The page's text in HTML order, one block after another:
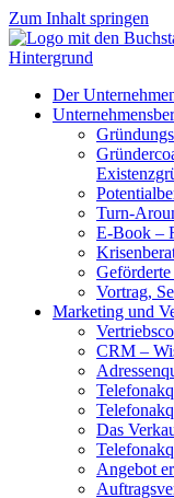
Zum Inhalt springen
Der
Turn-
E-Book –
Vortrag,
Marketing und
CRM –
Das
Angebot